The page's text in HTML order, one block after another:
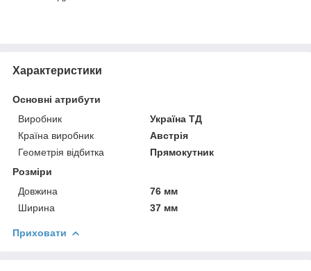
Характеристики
Основні атрибути
Виробник
Україна ТД
Країна виробник
Австрія
Геометрія відбитка
Прямокутник
Розміри
Довжина
76 мм
Ширина
37 мм
Приховати